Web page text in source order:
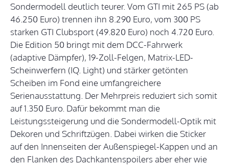
Sondermodell deutlich teurer. Vom GTI mit 265 PS (ab
46.250 Euro) trennen ihn 8.290 Euro, vom 300 PS
starken GTI Clubsport (49.820 Euro) noch 4.720 Euro.
Die Edition 50 bringt mit dem DCC-Fahrwerk
(adaptive Dämpfer), 19-Zoll-Felgen, Matrix-LED-
Scheinwerfern (IQ. Light) und stärker getönten
Scheiben im Fond eine umfangreichere
Serienausstattung. Der Mehrpreis reduziert sich somit
auf 1.350 Euro. Dafür bekommt man die
Leistungssteigerung und die Sondermodell-Optik mit
Dekoren und Schriftzügen. Dabei wirken die Sticker
auf den Innenseiten der Außenspiegel-Kappen und an
den Flanken des Dachkantenspoilers aber eher wie